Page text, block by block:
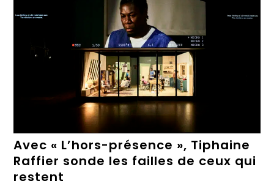
Avec « L’hors-présence », Tiphaine
Raffier sonde les failles de ceux qui
restent